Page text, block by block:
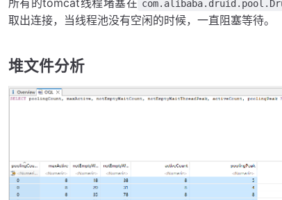
所有的tomcat线程堵塞在
取出连接，当线程池没有空闲的时候，一直阻塞等待。
堆文件分析